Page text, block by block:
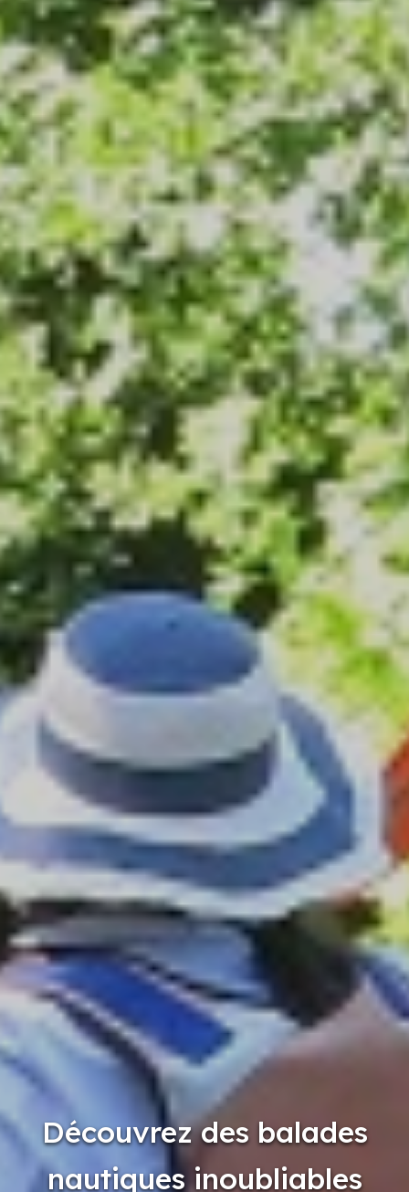
Découvrez des balades
nautiques inoubliables